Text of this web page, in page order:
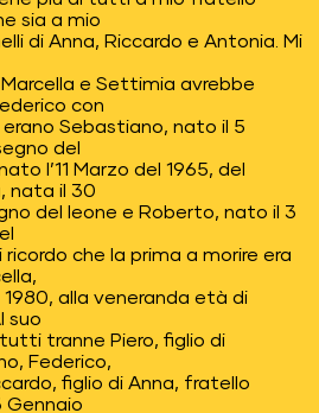
sia a mio
di Anna, Riccardo e Antonia. Mi
e Settimia avrebbe
con
Sebastiano, nato il 5
del
l’11 Marzo del 1965, del
nata il 30
del leone e Roberto, nato il 3
ricordo che la prima a morire era
alla veneranda età di
suo
tranne Piero, figlio di
Federico,
figlio di Anna, fratello
Gennaio